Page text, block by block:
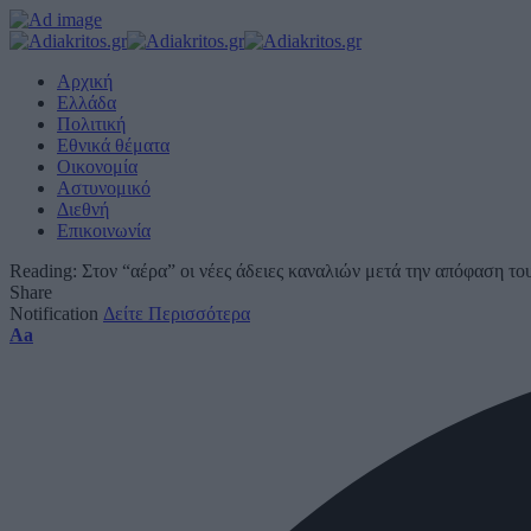
Αρχική
Ελλάδα
Πολιτική
Εθνικά θέματα
Οικονομία
Αστυνομικό
Διεθνή
Επικοινωνία
Reading: Στον “αέρα” οι νέες άδειες καναλιών μετά την απόφαση
Share
Notification Δείτε Περισσότερα
Font
Aa